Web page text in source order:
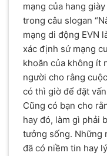
mạng của hang
trong câu slogan
mạng di động EVN
xác định sứ mạng
khoăn của không ít
người cho rằng
có thì giờ để đặt
Cũng có bạn cho
hay đó, làm gì phải
tưởng sống. Những
đã có niềm tin hay